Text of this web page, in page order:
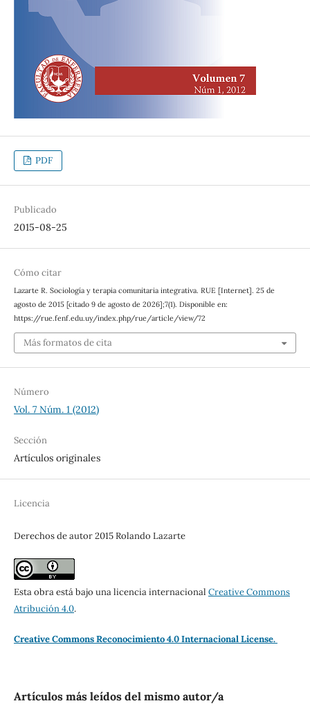
PDF
Publicado
2015-08-25
Cómo citar
Lazarte R. Sociología y terapia comunitaria integrativa. RUE [Internet]. 25 de
agosto de 2015 [citado 9 de agosto de 2026];7(1). Disponible en:
https://rue.fenf.edu.uy/index.php/rue/article/view/72
Más formatos de cita
Número
Vol. 7 Núm. 1 (2012)
Sección
Artículos originales
Licencia
Derechos de autor 2015 Rolando Lazarte
Esta obra está bajo una licencia internacional Creative Commons
Atribución 4.0.
Creative Commons Reconocimiento 4.0 Internacional License.
Artículos más leídos del mismo autor/a